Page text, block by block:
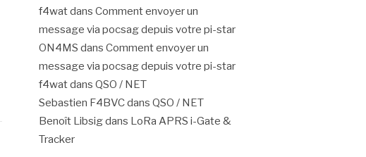
f4watdans Comment envoyer un
message via pocsag depuis votre pi-star
ON4MS dans Comment envoyer un
message via pocsag depuis votre pi-star
f4watdans QSO / NET
Sebastien F4BVCdans QSO / NET
Benoît Libsigdans LoRa APRS i-Gate &
Tracker